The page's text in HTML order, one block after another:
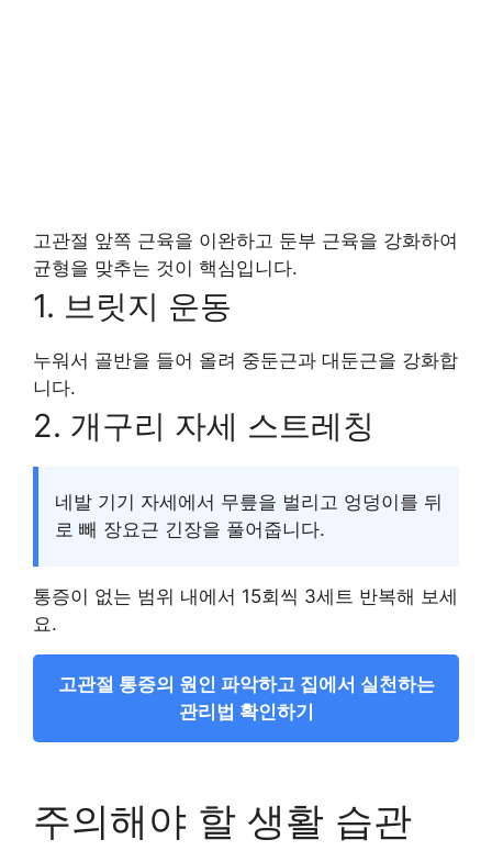
고관절 앞쪽 근육을 이완하고 둔부 근육을 강화하여
균형을 맞추는 것이 핵심입니다.
1. 브릿지 운동
누워서 골반을 들어 올려 중둔근과 대둔근을 강화합
니다.
2. 개구리 자세 스트레칭
네발 기기 자세에서 무릎을 벌리고 엉덩이를 뒤
로 빼 장요근 긴장을 풀어줍니다.
통증이 없는 범위 내에서 15회씩 3세트 반복해 보세
요.
고관절 통증의 원인 파악하고 집에서 실천하는
관리법 확인하기
주의해야 할 생활 습관